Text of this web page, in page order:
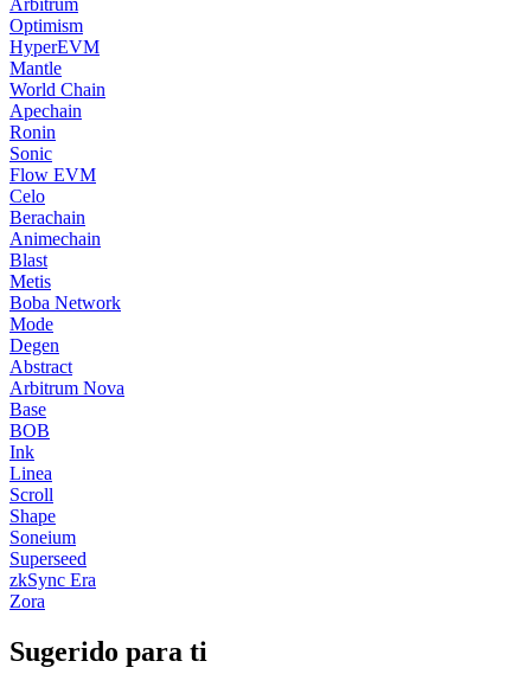
Optimism
HyperEVM
Mantle
World Chain
Apechain
Ronin
Sonic
Flow EVM
Celo
Berachain
Animechain
Blast
Metis
Boba Network
Mode
Degen
Abstract
Arbitrum Nova
Base
BOB
Ink
Linea
Scroll
Shape
Soneium
Superseed
zkSync Era
Zora
Sugerido para ti